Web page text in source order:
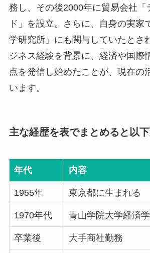
務し、その後2000年に貿易会社「
ド」を設立。さらに、自身の実家
学研究所」にも関与していたとさ
ジネス経験を背景に、経済や国際
点を発信し始めたことが、現在の
います。
主な経歴を表でまとめると以
年代 内容
1955年 東京都に生まれる
1970年代 青山学院大学経済
卒業後 大手商社勤務